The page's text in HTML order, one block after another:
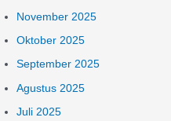
November 2025
Oktober 2025
September 2025
Agustus 2025
Juli 2025